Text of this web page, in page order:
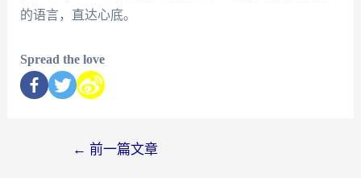
的语言，直达心底。
Spread the love
← 前一篇文章